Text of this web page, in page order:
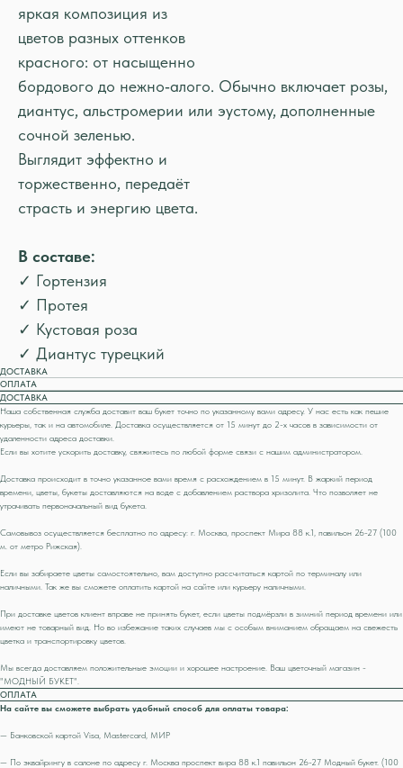
яркая композиция из
цветов разных оттенков
красного: от насыщенно
бордового до нежно‑алого. Обычно включает розы,
диантус, альстромерии или эустому, дополненные
сочной зеленью.
Выглядит эффектно и
торжественно, передаёт
страсть и энергию цвета.
В составе:
✓ Гортензия
✓ Протея
✓ Кустовая роза
✓ Диантус турецкий
ДОСТАВКА
ОПЛАТА
ДОСТАВКА
Наша собственная служба доставит ваш букет точно по указанному вами адресу. У нас есть как пешие
курьеры, так и на автомобиле. Доставка осуществляется от 15 минут до 2-х часов в зависимости от
удаленности адреса доставки.
Если вы хотите ускорить доставку, свяжитесь по любой форме связи с нашим администратором.
Доставка происходит в точно указанное вами время с расхождением в 15 минут. В жаркий период
времени, цветы, букеты доставляются на воде с добавлением раствора хризолита. Что позволяет не
утрачивать первоначальный вид букета.
Самовывоз осуществляется бесплатно по адресу: г. Москва, проспект Мира 88 к.1, павильон 26-27 (100
м. от метро Рижская).
Если вы забираете цветы самостоятельно, вам доступно рассчитаться картой по терминалу или
наличными. Так же вы сможете оплатить картой на сайте или курьеру наличными.
При доставке цветов клиент вправе не принять букет, если цветы подмёрзли в зимний период времени или
имеют не товарный вид. Но во избежание таких случаев мы с особым вниманием обращаем на свежесть
цветка и транспортировку цветов.
Мы всегда доставляем положительные эмоции и хорошее настроение. Ваш цветочный магазин -
"МОДНЫЙ БУКЕТ".
ОПЛАТА
На сайте вы сможете выбрать удобный способ для оплаты товара:
— Банковской картой Visa, Mastercard, МИР
— По эквайрингу в салоне по адресу г. Москва проспект вира 88 к.1 павильон 26-27 Модный букет. (100